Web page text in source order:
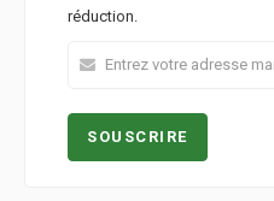
réduction.